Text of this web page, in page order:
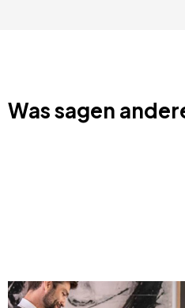
Was sagen